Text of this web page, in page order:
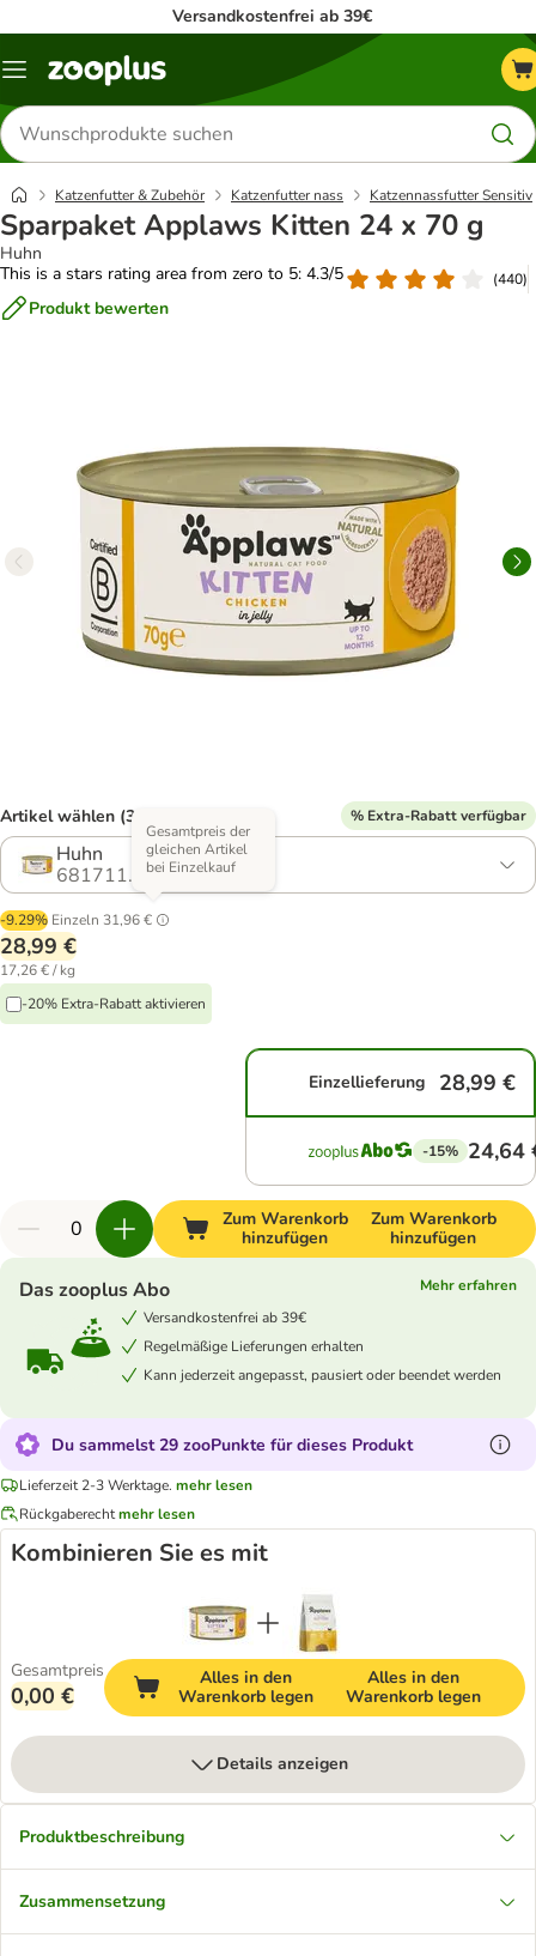
Versandkostenfrei ab 39€
Menü
Produkte
suchen
Katzenfutter & Zubehör Katzenfutter nass Katzennassfutter Sensitiv
Sparpaket Applaws Kitten 24 x 70 g
Huhn
This is a stars rating area from zero to 5: 4.3/5
(440)
Produkt bewerten
Artikel wählen (3 Varianten) % Extra-Rabatt verfügbar
Huhn
681711.8
-9.29% Einzeln 31,96 €
Gesamtpreis der
gleichen Artikel
bei Einzelkauf
28,99 €
17,26 € / kg
-20% Extra-Rabatt aktivieren
Einzellieferung 28,99 €
-15% 24,64
Zum Warenkorb
hinzufügen
Zum Warenkorb
hinzufügen
Das zooplus Abo
Mehr erfahren
Versandkostenfrei ab 39€
Regelmäßige Lieferungen erhalten
Kann jederzeit angepasst, pausiert oder beendet werden
Du sammelst 29 zooPunkte für dieses Produkt
Lieferzeit 2-3 Werktage. mehr lesen
Rückgaberechtmehr lesen
Kombinieren Sie es mit
Gesamtpreis
0,00 €
Alles in den
Warenkorb legen
Alles in den
Warenkorb legen
Details anzeigen
Produktbeschreibung
Zusammensetzung